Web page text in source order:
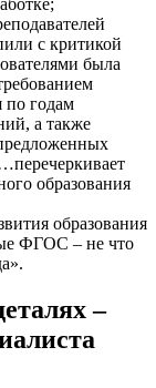
с критикой
была
по годам
а также
образования
образования
ФГОС – не что
–